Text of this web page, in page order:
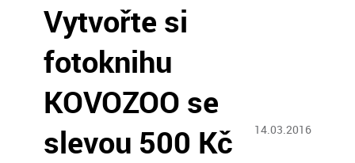
Vytvořte si
fotoknihu
KOVOZOO se
slevou 500 Kč
14.03.2016